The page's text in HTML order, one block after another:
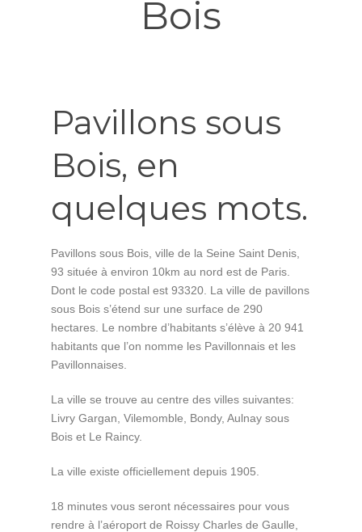
Bois
Pavillons sous
Bois, en
quelques mots.
Pavillons sous Bois, ville de la Seine Saint Denis,
93 située à environ 10km au nord est de Paris.
Dont le code postal est 93320. La ville de pavillons
sous Bois s’étend sur une surface de 290
hectares. Le nombre d’habitants s’élève à 20 941
habitants que l’on nomme les Pavillonnais et les
Pavillonnaises.
La ville se trouve au centre des villes suivantes:
Livry Gargan, Vilemomble, Bondy, Aulnay sous
Bois et Le Raincy.
La ville existe officiellement depuis 1905.
18 minutes vous seront nécessaires pour vous
rendre à l’aéroport de Roissy Charles de Gaulle,